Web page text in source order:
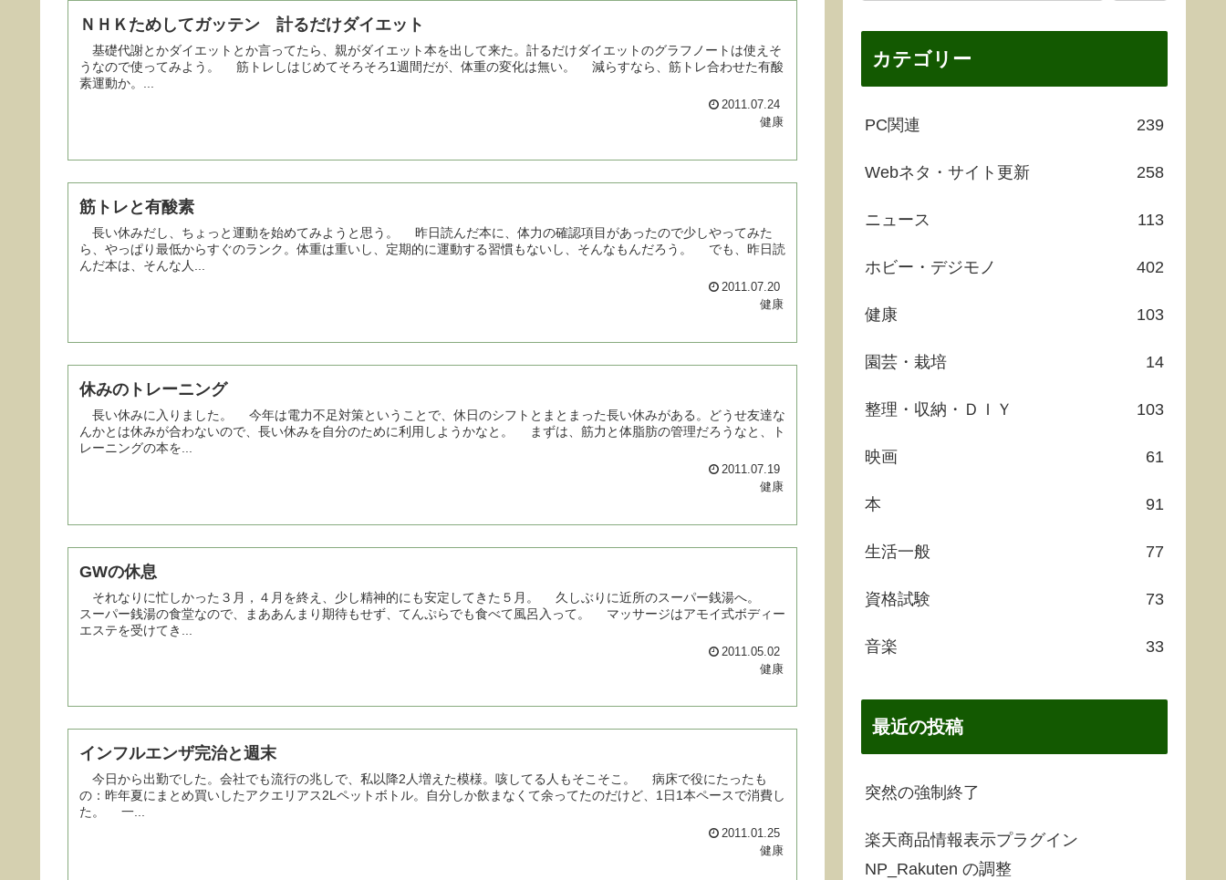
ＮＨＫためしてガッテン 計るだけダイエット
基礎代謝とかダイエットとか言ってたら、親がダイエット本を出して来た。計るだけダイエットのグラフノートは使えそ
うなので使ってみよう。 筋トレしはじめてそろそろ1週間だが、体重の変化は無い。 減らすなら、筋トレ合わせた有酸
素運動か。...
2011.07.24
健康
筋トレと有酸素
長い休みだし、ちょっと運動を始めてみようと思う。 昨日読んだ本に、体力の確認項目があったので少しやってみた
ら、やっぱり最低からすぐのランク。体重は重いし、定期的に運動する習慣もないし、そんなもんだろう。 でも、昨日読
んだ本は、そんな人...
2011.07.20
健康
休みのトレーニング
長い休みに入りました。 今年は電力不足対策ということで、休日のシフトとまとまった長い休みがある。どうせ友達な
んかとは休みが合わないので、長い休みを自分のために利用しようかなと。 まずは、筋力と体脂肪の管理だろうなと、ト
レーニングの本を...
2011.07.19
健康
GWの休息
それなりに忙しかった３月，４月を終え、少し精神的にも安定してきた５月。 久しぶりに近所のスーパー銭湯へ。
スーパー銭湯の食堂なので、まああんまり期待もせず、てんぷらでも食べて風呂入って。 マッサージはアモイ式ボディー
エステを受けてき...
2011.05.02
健康
インフルエンザ完治と週末
今日から出勤でした。会社でも流行の兆しで、私以降2人増えた模様。咳してる人もそこそこ。 病床で役にたったも
の：昨年夏にまとめ買いしたアクエリアス2Lペットボトル。自分しか飲まなくて余ってたのだけど、1日1本ペースで消費し
た。 一...
2011.01.25
健康
カテゴリー
PC関連 239
Webネタ・サイト更新 258
ニュース 113
ホビー・デジモノ 402
健康 103
園芸・栽培 14
整理・収納・ＤＩＹ 103
映画 61
本 91
生活一般 77
資格試験 73
音楽 33
最近の投稿
突然の強制終了
楽天商品情報表示プラグイン
NP_Rakuten の調整